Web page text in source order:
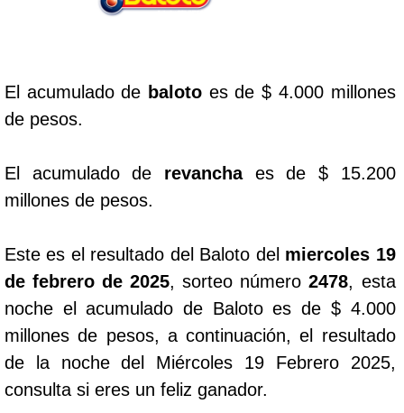
Extra de Colombia
Antioqueñita Tarde
Astro Sol
Astro Luna
Cafeterito Tarde
El acumulado de baloto es de $ 4.000 millones
de pesos.
El acumulado de revanchaes de $ 15.200
millones de pesos.
Este es el resultado del Baloto del miercoles 19
de febrero de 2025, sorteo número2478, esta
noche el acumulado de Baloto es de $ 4.000
millones de pesos, a continuación, el resultado
de la noche del Miércoles 19 Febrero 2025,
consulta si eres un feliz ganador.